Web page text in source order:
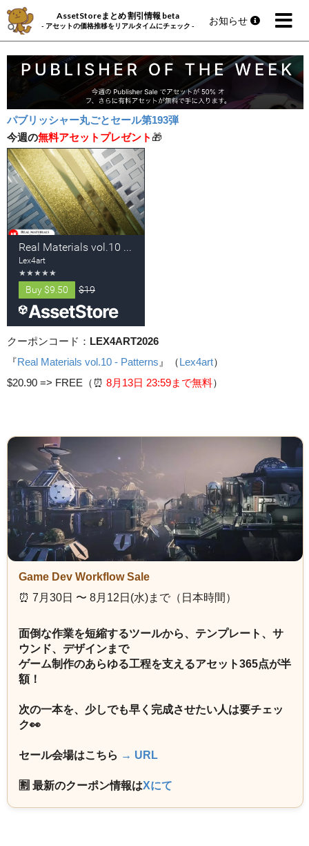
AssetStoreまとめ 割引情報 beta
- アセットの価格推移をリアルタイムにチェック - お知らせ
パブリッシャー丸ごとセール第193弾
今週の無料アセットプレゼント 🎁
クーポンコード： LEX4ART2026
『Real Materials vol.10 - Patterns 』（Lex4art）
$20.90 => FREE（⏰️ 8月13日 23:59まで無料）
Game Dev Workflow Sale
⏰️ 7月30日 〜 8月12日(水)まで（日本時間）
面倒な作業を短縮するツールから、テンプレート、サ
ウンド、デザインまで
ゲーム制作のあらゆる工程を支えるアセット365点が半
額！
次の一本を、少しでも早く完成させたい人は要チェッ
ク👀
セール会場はこちら → URL
🈹 最新のクーポン情報はXにて